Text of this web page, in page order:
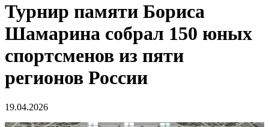
Турнир памяти Бориса
Шамарина собрал 150 юных
спортсменов из пяти
регионов России
19.04.2026